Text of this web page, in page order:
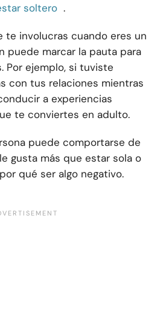
soltero .
te involucras cuando eres un
puede marcar la pauta para
Por ejemplo, si tuviste
con tus relaciones mientras
a experiencias
te conviertes en adulto.
puede comportarse de
gusta más que estar sola o
qué ser algo negativo.